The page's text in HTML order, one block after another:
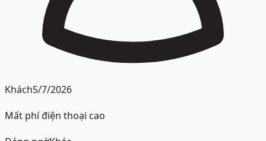
Khách5/7/2026
Mất phí điện thoại cao